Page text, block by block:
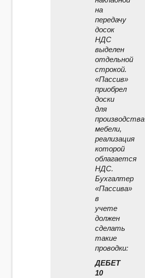
на
передачу
досок
НДС
выделен
отдельной
строкой.
«Пассив»
приобрел
доски
для
производства
мебели,
реализация
которой
облагается
НДС.
Бухгалтер
«Пассива»
в
учете
должен
сделать
такие
проводки:
ДЕБЕТ
10